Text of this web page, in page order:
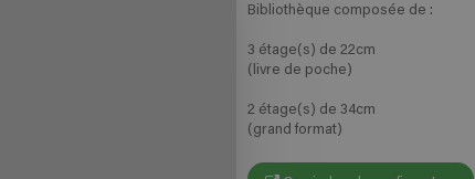
Bibliothèque composée de :
3 étage(s) de 22cm
(livre de poche)
2 étage(s) de 34cm
(grand format)